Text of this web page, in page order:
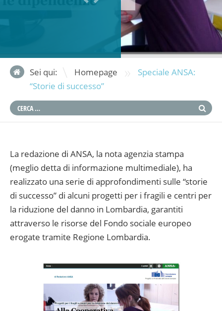
Sei qui: Homepage »
Speciale ANSA:
“Storie di successo”
La redazione di ANSA, la nota agenzia stampa
(meglio detta di informazione multimediale), ha
realizzato una serie di approfondimenti sulle “storie
di successo” di alcuni progetti per i fragili e centri per
la riduzione del danno in Lombardia, garantiti
attraverso le risorse del Fondo sociale europeo
erogate tramite Regione Lombardia.